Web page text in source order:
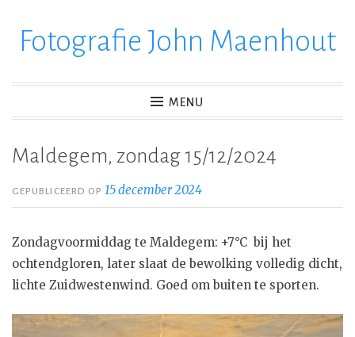
verderFotografie John Maenhout
MENU
Maldegem, zondag 15/12/2024
GEPUBLICEERD OP15 december 2024
Zondagvoormiddag te Maldegem: +7°C bij het
ochtendgloren, later slaat de bewolking volledig dicht,
lichte Zuidwestenwind. Goed om buiten te sporten.